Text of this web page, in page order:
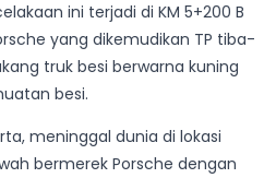
ini terjadi di KM 5+200 B
yang dikemudikan TP tiba-
truk besi berwarna kuning
besi.
meninggal dunia di lokasi
bermerek Porsche dengan